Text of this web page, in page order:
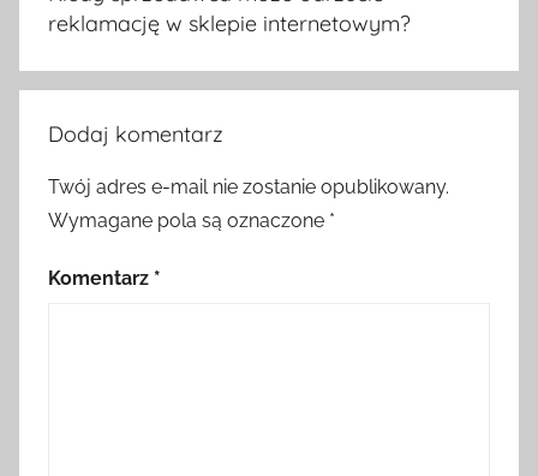
reklamację w sklepie internetowym?
Dodaj komentarz
Twój adres e-mail nie zostanie opublikowany.
Wymagane pola są oznaczone *
Komentarz *